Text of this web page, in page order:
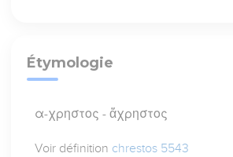
Étymologie
α-χρηστος - ἄχρηστος
Voir définition chrestos 5543